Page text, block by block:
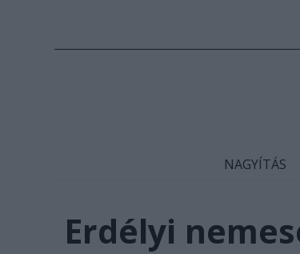
NAGYÍTÁS
Erdélyi